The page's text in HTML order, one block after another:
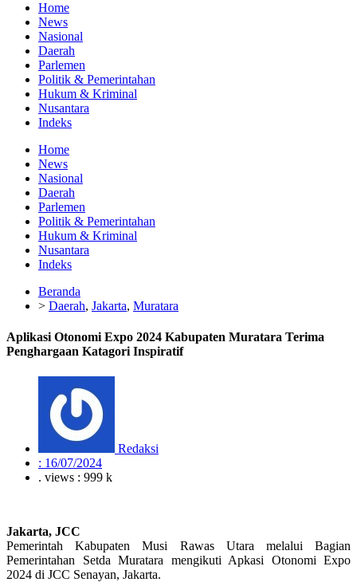
Home
News
Nasional
Daerah
Parlemen
Politik & Pemerintahan
Hukum & Kriminal
Nusantara
Indeks
Home
News
Nasional
Daerah
Parlemen
Politik & Pemerintahan
Hukum & Kriminal
Nusantara
Indeks
Beranda
> Daerah, Jakarta, Muratara
Aplikasi Otonomi Expo 2024 Kabupaten Muratara Terima
Penghargaan Katagori Inspiratif
Redaksi
: 16/07/2024
. views : 999 k
Jakarta, JCC
Pemerintah Kabupaten Musi Rawas Utara melalui Bagian
Pemerintahan Setda Muratara mengikuti Apkasi Otonomi Expo
2024 di JCC Senayan, Jakarta.